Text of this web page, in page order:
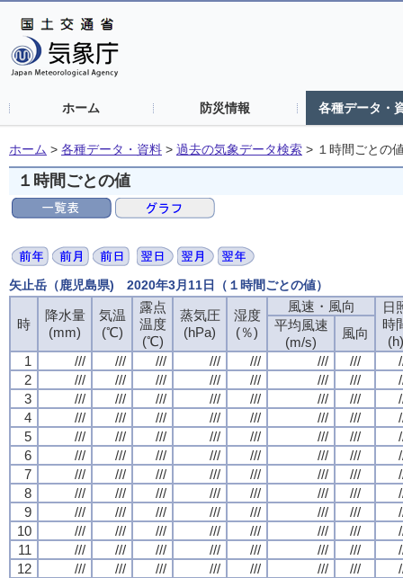
ホーム 防災情報 各種データ・
ホーム > 各種データ・資料 > 過去の気象データ検索 > １時間ごとの
１時間ごとの値
矢止岳（鹿児島県) 2020年3月11日（１時間ごとの値）
時
降水量
(mm)
気温
(℃)
露点
温度
(℃)
蒸気圧
(hPa)
湿度
(％)
風速・風向
日
時
(h)
平均風速
(m/s)
風向
1
/// /// /// /// /// /// ///
2
/// /// /// /// /// /// ///
3
/// /// /// /// /// /// ///
4
/// /// /// /// /// /// ///
5
/// /// /// /// /// /// ///
6
/// /// /// /// /// /// ///
7
/// /// /// /// /// /// ///
8
/// /// /// /// /// /// ///
9
/// /// /// /// /// /// ///
10
/// /// /// /// /// /// ///
11
/// /// /// /// /// /// ///
12
/// /// /// /// /// /// ///
時
降水量
(mm)
気温
(℃)
露点
温度
(℃)
蒸気圧
(hPa)
湿度
(％)
風速・風向
日
時
(h)
平均風速
(m/s)
風向
1
/// /// /// /// /// /// ///
2
/// /// /// /// /// /// ///
3
/// /// /// /// /// /// ///
4
/// /// /// /// /// /// ///
5
/// /// /// /// /// /// ///
6
/// /// /// /// /// /// ///
7
/// /// /// /// /// /// ///
8
/// /// /// /// /// /// ///
9
/// /// /// /// /// /// ///
10
/// /// /// /// /// /// ///
11
/// /// /// /// /// /// ///
12
/// /// /// /// /// /// ///
時
降水量
(mm)
気温
(℃)
露点
温度
(℃)
蒸気圧
(hPa)
湿度
(％)
風速・風向
日
時
(h)
平均風速
(m/s)
風向
1
/// /// /// /// /// /// ///
2
/// /// /// /// /// /// ///
3
/// /// /// /// /// /// ///
4
/// /// /// /// /// /// ///
5
/// /// /// /// /// /// ///
6
/// /// /// /// /// /// ///
7
/// /// /// /// /// /// ///
8
/// /// /// /// /// /// ///
9
/// /// /// /// /// /// ///
10
/// /// /// /// /// /// ///
11
/// /// /// /// /// /// ///
12
/// /// /// /// /// /// ///
時
降水量
(mm)
気温
(℃)
露点
温度
(℃)
蒸気圧
(hPa)
湿度
(％)
風速・風向
日
時
(h)
平均風速
(m/s)
風向
1
/// /// /// /// /// /// ///
2
/// /// /// /// /// /// ///
3
/// /// /// /// /// /// ///
4
/// /// /// /// /// /// ///
5
/// /// /// /// /// /// ///
6
/// /// /// /// /// /// ///
7
/// /// /// /// /// /// ///
8
/// /// /// /// /// /// ///
9
/// /// /// /// /// /// ///
10
/// /// /// /// /// /// ///
11
/// /// /// /// /// /// ///
12
/// /// /// /// /// /// ///